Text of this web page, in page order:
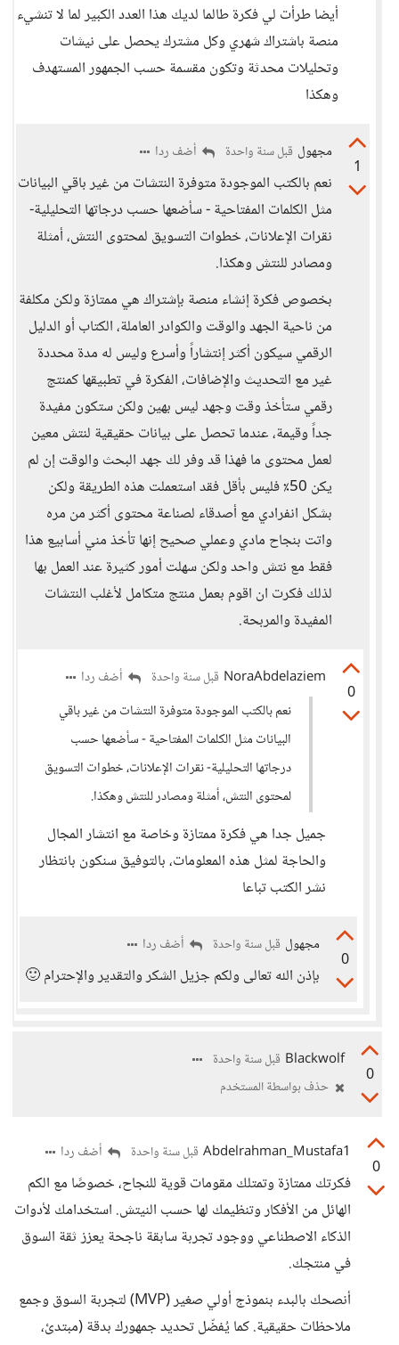
أيضا طرأت لي فكرة طالما لديك هذا العدد الكبير لما لا تنشيء
منصة باشتراك شهري وكل مشترك يحصل على نيشات
وتحليلات محدثة وتكون مقسمة حسب الجمهور المستهدف
وهكذا
1
مجهول قبل سنة واحدة أضف ردا
نعم بالكتب الموجودة متوفرة النتشات من غير باقي البيانات
مثل الكلمات المفتاحية - سأضعها حسب درجاتها التحليلية-
نقرات الإعلانات، خطوات التسويق لمحتوى النتش، أمثلة
ومصادر للنتش وهكذا.
بخصوص فكرة إنشاء منصة بإشتراك هي ممتازة ولكن مكلفة
من ناحية الجهد والوقت والكوادر العاملة، الكتاب أو الدليل
الرقمي سيكون أكثر إنتشاراً وأسرع وليس له مدة محددة
غير مع التحديث والإضافات، الفكرة في تطبيقها كمنتج
رقمي ستأخذ وقت وجهد ليس بهين ولكن ستكون مفيدة
جداً وقيمة، عندما تحصل على بيانات حقيقية لنتش معين
لعمل محتوى ما فهذا قد وفر لك جهد البحث والوقت إن لم
يكن 50٪ فليس بأقل فقد استعملت هذه الطريقة ولكن
بشكل انفرادي مع أصدقاء لصناعة محتوى أكثر من مره
واتت بنجاح مادي وعملي صحيح إنها تأخذ مني أسابيع هذا
فقط مع نتش واحد ولكن سهلت أمور كثيرة عند العمل بها
لذلك فكرت ان اقوم بعمل منتج متكامل لأغلب النتشات
المفيدة والمربحة.
0
NoraAbdelaziem قبل سنة واحدة
أضف ردا
نعم بالكتب الموجودة متوفرة النتشات من غير باقي
البيانات مثل الكلمات المفتاحية - سأضعها حسب
درجاتها التحليلية- نقرات الإعلانات، خطوات التسويق
لمحتوى النتش، أمثلة ومصادر للنتش وهكذا.
جميل جدا هي فكرة ممتازة وخاصة مع انتشار المجال
والحاجة لمثل هذه المعلومات، بالتوفيق سنكون بانتظار
نشر الكتب تباعا
0
مجهول قبل سنة واحدة أضف ردا
بإذن الله تعالى ولكم جزيل الشكر والتقدير والإحترام 🙂
0
Blackwolf قبل سنة واحدة
حذف بواسطة المستخدم
0
Abdelrahman_Mustafa1 قبل سنة واحدة أضف ردا
فكرتك ممتازة وتمتلك مقومات قوية للنجاح، خصوصًا مع الكم
الهائل من الأفكار وتنظيمك لها حسب النيتش. استخدامك لأدوات
الذكاء الاصطناعي ووجود تجربة سابقة ناجحة يعزز ثقة السوق
في منتجك.
أنصحك بالبدء بنموذج أولي صغير (MVP) لتجربة السوق وجمع
ملاحظات حقيقية. كما يُفضّل تحديد جمهورك بدقة (مبتدئ،